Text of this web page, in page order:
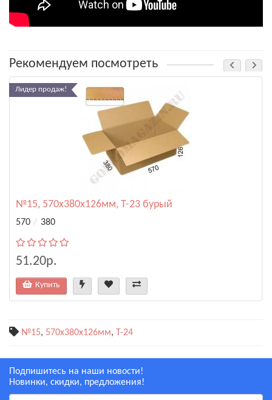
Рекомендуем посмотреть
Лидер продаж!
№15, 570х380х126мм, Т-23 бурый
570 380
51.20р.
Купить
№15, 570х380х126мм, Т-24
Подпишитесь на наши новости!
Новинки, скидки, предложения!